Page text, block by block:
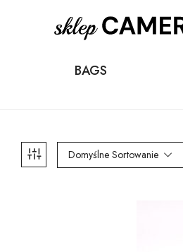
BAGS
Domyślne Sortowanie